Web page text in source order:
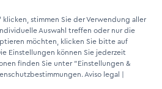
- Generadores de vapor eléctricos
klicken, stimmen Sie der Verwendung aller
Auswahl treffen oder nur die
möchten, klicken Sie bitte auf
Einstellungen können Sie jederzeit
finden Sie unter "Einstellungen &
Aviso legal |